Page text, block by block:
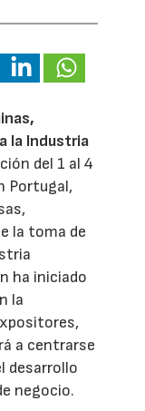
la Industria
del 1 al 4
Portugal,
la toma de
ha iniciado
la
a centrarse
desarrollo
negocio.